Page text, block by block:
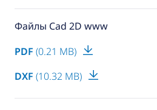
Файлы Cad 2D www
PDF (0.21 MB)
DXF (10.32 MB)